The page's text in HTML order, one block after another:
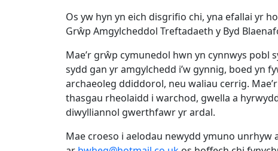
Os yw hyn yn eich disgrifio chi, yna efallai yr
Grŵp Amgylcheddol Treftadaeth y Byd
Mae’r grŵp cymunedol hwn yn cynnwys pobl
sydd gan yr amgylchedd i’w gynnig, boed yn
archaeoleg ddiddorol, neu waliau cerrig.
thasgau rheolaidd i warchod, gwella a
diwylliannol gwerthfawr yr ardal.
Mae croeso i aelodau newydd ymuno unrhyw